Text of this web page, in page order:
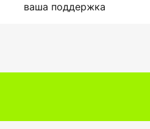
ваша поддержка